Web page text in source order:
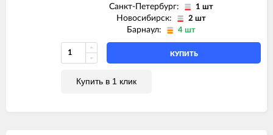
Санкт-Петербург: 1 шт
Новосибирск: 2 шт
Барнаул: 4 шт
КУПИТЬ
Купить в 1 клик